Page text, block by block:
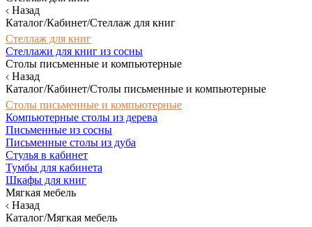
Назад
Каталог/Кабинет/Стеллаж для книг
Стеллаж для книг
Стеллажи для книг из сосны
Столы письменные и компьютерные
Назад
Каталог/Кабинет/Столы письменные и компьютерные
Столы письменные и компьютерные
Компьютерные столы из дерева
Письменные из сосны
Письменные столы из дуба
Стулья в кабинет
Тумбы для кабинета
Шкафы для книг
Мягкая мебель
Назад
Каталог/Мягкая мебель